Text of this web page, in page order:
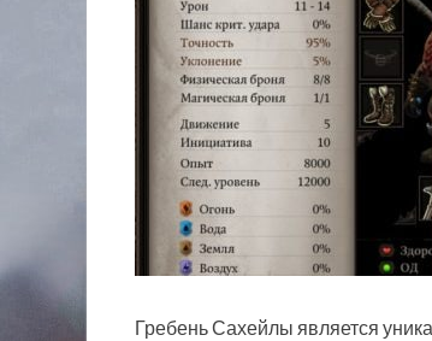
Гребень Сахейлы является